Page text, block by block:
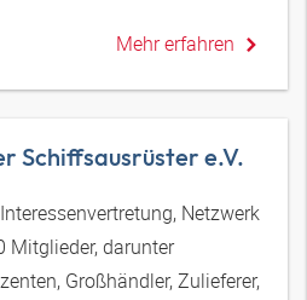
Mehr erfahren
Schiffsausrüster e.V.
Netzwerk
Mitglieder, darunter
Großhändler, Zulieferer,